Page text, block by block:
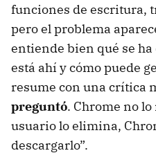
funciones de escritura,
pero el problema
entiende bien qué se ha
está ahí y cómo puede
resume con una crítica
preguntó. Chrome no
usuario lo elimina,
descargarlo”.